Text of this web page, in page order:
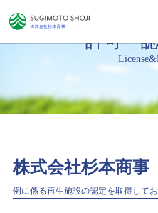
許可・
株式会社杉本商事
例に係る再生施設の認定を取得してお